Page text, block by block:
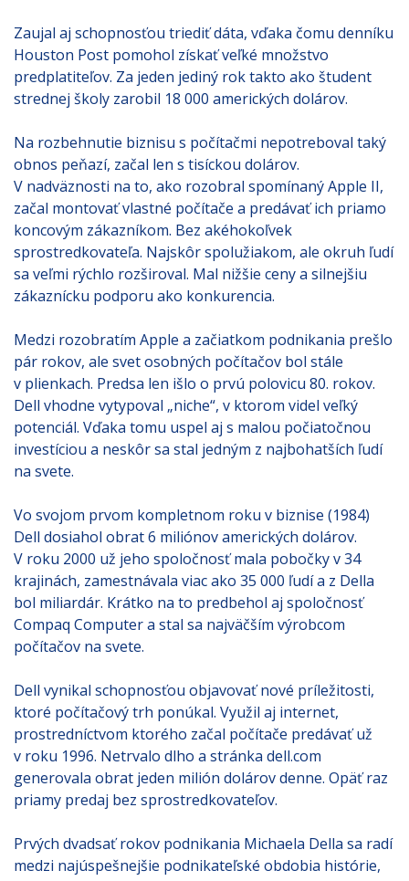
Zaujal aj schopnosťou triediť dáta, vďaka čomu denníku
Houston Post pomohol získať veľké množstvo
predplatiteľov. Za jeden jediný rok takto ako študent
strednej školy zarobil 18 000 amerických dolárov.
Na rozbehnutie biznisu s počítačmi nepotreboval taký
obnos peňazí, začal len s tisíckou dolárov.
V nadväznosti na to, ako rozobral spomínaný Apple II,
začal montovať vlastné počítače a predávať ich priamo
koncovým zákazníkom. Bez akéhokoľvek
sprostredkovateľa. Najskôr spolužiakom, ale okruh ľudí
sa veľmi rýchlo rozširoval. Mal nižšie ceny a silnejšiu
zákaznícku podporu ako konkurencia.
Medzi rozobratím Apple a začiatkom podnikania prešlo
pár rokov, ale svet osobných počítačov bol stále
v plienkach. Predsa len išlo o prvú polovicu 80. rokov.
Dell vhodne vytypoval „niche“, v ktorom videl veľký
potenciál. Vďaka tomu uspel aj s malou počiatočnou
investíciou a neskôr sa stal jedným z najbohatších ľudí
na svete.
Vo svojom prvom kompletnom roku v biznise (1984)
Dell dosiahol obrat 6 miliónov amerických dolárov.
V roku 2000 už jeho spoločnosť mala pobočky v 34
krajinách, zamestnávala viac ako 35 000 ľudí a z Della
bol miliardár. Krátko na to predbehol aj spoločnosť
Compaq Computer a stal sa najväčším výrobcom
počítačov na svete.
Dell vynikal schopnosťou objavovať nové príležitosti,
ktoré počítačový trh ponúkal. Využil aj internet,
prostredníctvom ktorého začal počítače predávať už
v roku 1996. Netrvalo dlho a stránka dell.com
generovala obrat jeden milión dolárov denne. Opäť raz
priamy predaj bez sprostredkovateľov.
Prvých dvadsať rokov podnikania Michaela Della sa radí
medzi najúspešnejšie podnikateľské obdobia histórie,